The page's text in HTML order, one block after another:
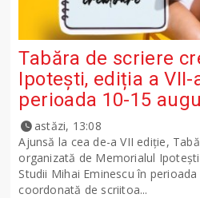
Tabăra de scriere
Ipotești, ediția a VII-
perioada 10-15
astăzi, 13:08
Ajunsă la cea de-a VII ediție,
organizată de Memorialul
Studii Mihai Eminescu în
coordonată de scriitoa...